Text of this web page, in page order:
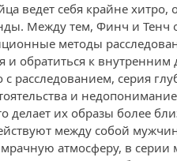
ведет себя крайне
Между тем, Финч и Тенч
методы
и обратиться к внутренним
с расследованием, серия
и
делает их образы более
между собой
атмосферу, в